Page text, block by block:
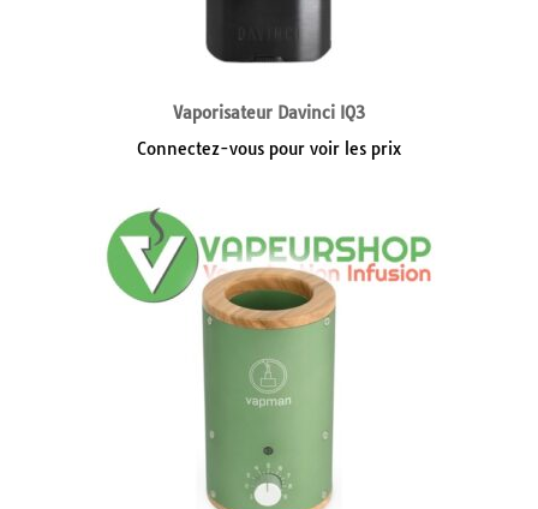
Vaporisateur Davinci IQ3
Connectez-vous pour voir les prix